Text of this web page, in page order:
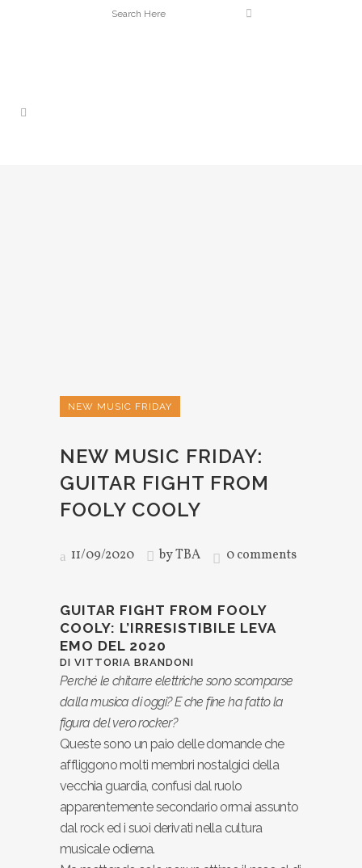
NEW MUSIC FRIDAY
NEW MUSIC FRIDAY:
GUITAR FIGHT FROM
FOOLY COOLY
11/09/2020 byTBA 0 comments
GUITAR FIGHT FROM FOOLY
COOLY: L’IRRESISTIBILE LEVA
EMO DEL 2020
DI VITTORIA BRANDONI
Perché le chitarre elettriche sono scomparse
dalla musica di oggi? E che fine ha fatto la
figura del vero rocker?
Queste sono un paio delle domande che
affliggono molti membri nostalgici della
vecchia guardia, confusi dal ruolo
apparentemente secondario ormai assunto
dal rock ed i suoi derivati nella cultura
musicale odierna.